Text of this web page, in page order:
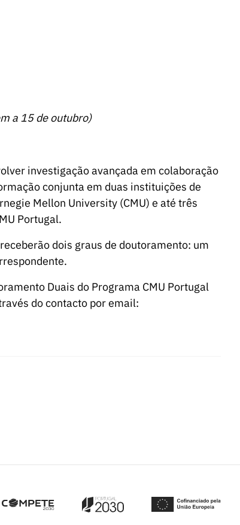
a 15 de outubro)
investigação avançada em colaboração
conjunta em duas instituições de
Mellon University (CMU) e até três
Portugal.
dois graus de doutoramento: um
Duais do Programa CMU Portugal
do contacto por email: